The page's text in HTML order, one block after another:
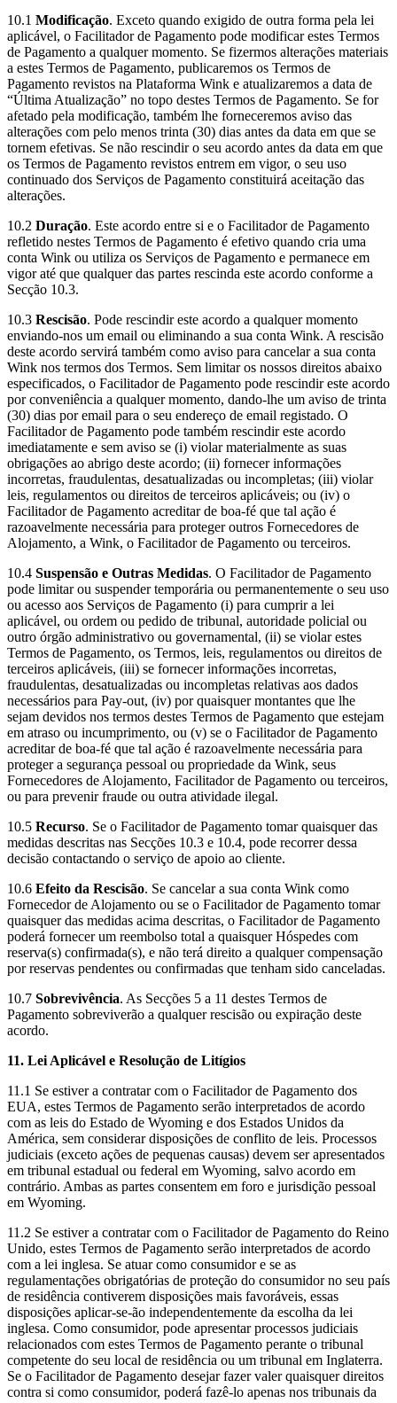
10.1 Modificação. Exceto quando exigido de outra forma pela lei
aplicável, o Facilitador de Pagamento pode modificar estes Termos
de Pagamento a qualquer momento. Se fizermos alterações materiais
a estes Termos de Pagamento, publicaremos os Termos de
Pagamento revistos na Plataforma Wink e atualizaremos a data de
“Última Atualização” no topo destes Termos de Pagamento. Se for
afetado pela modificação, também lhe forneceremos aviso das
alterações com pelo menos trinta (30) dias antes da data em que se
tornem efetivas. Se não rescindir o seu acordo antes da data em que
os Termos de Pagamento revistos entrem em vigor, o seu uso
continuado dos Serviços de Pagamento constituirá aceitação das
alterações.
10.2 Duração. Este acordo entre si e o Facilitador de Pagamento
refletido nestes Termos de Pagamento é efetivo quando cria uma
conta Wink ou utiliza os Serviços de Pagamento e permanece em
vigor até que qualquer das partes rescinda este acordo conforme a
Secção 10.3.
10.3 Rescisão. Pode rescindir este acordo a qualquer momento
enviando-nos um email ou eliminando a sua conta Wink. A rescisão
deste acordo servirá também como aviso para cancelar a sua conta
Wink nos termos dos Termos. Sem limitar os nossos direitos abaixo
especificados, o Facilitador de Pagamento pode rescindir este acordo
por conveniência a qualquer momento, dando-lhe um aviso de trinta
(30) dias por email para o seu endereço de email registado. O
Facilitador de Pagamento pode também rescindir este acordo
imediatamente e sem aviso se (i) violar materialmente as suas
obrigações ao abrigo deste acordo; (ii) fornecer informações
incorretas, fraudulentas, desatualizadas ou incompletas; (iii) violar
leis, regulamentos ou direitos de terceiros aplicáveis; ou (iv) o
Facilitador de Pagamento acreditar de boa-fé que tal ação é
razoavelmente necessária para proteger outros Fornecedores de
Alojamento, a Wink, o Facilitador de Pagamento ou terceiros.
10.4 Suspensão e Outras Medidas. O Facilitador de Pagamento
pode limitar ou suspender temporária ou permanentemente o seu uso
ou acesso aos Serviços de Pagamento (i) para cumprir a lei
aplicável, ou ordem ou pedido de tribunal, autoridade policial ou
outro órgão administrativo ou governamental, (ii) se violar estes
Termos de Pagamento, os Termos, leis, regulamentos ou direitos de
terceiros aplicáveis, (iii) se fornecer informações incorretas,
fraudulentas, desatualizadas ou incompletas relativas aos dados
necessários para Pay-out, (iv) por quaisquer montantes que lhe
sejam devidos nos termos destes Termos de Pagamento que estejam
em atraso ou incumprimento, ou (v) se o Facilitador de Pagamento
acreditar de boa-fé que tal ação é razoavelmente necessária para
proteger a segurança pessoal ou propriedade da Wink, seus
Fornecedores de Alojamento, Facilitador de Pagamento ou terceiros,
ou para prevenir fraude ou outra atividade ilegal.
10.5 Recurso. Se o Facilitador de Pagamento tomar quaisquer das
medidas descritas nas Secções 10.3 e 10.4, pode recorrer dessa
decisão contactando o serviço de apoio ao cliente.
10.6 Efeito da Rescisão. Se cancelar a sua conta Wink como
Fornecedor de Alojamento ou se o Facilitador de Pagamento tomar
quaisquer das medidas acima descritas, o Facilitador de Pagamento
poderá fornecer um reembolso total a quaisquer Hóspedes com
reserva(s) confirmada(s), e não terá direito a qualquer compensação
por reservas pendentes ou confirmadas que tenham sido canceladas.
10.7 Sobrevivência. As Secções 5 a 11 destes Termos de
Pagamento sobreviverão a qualquer rescisão ou expiração deste
acordo.
11. Lei Aplicável e Resolução de Litígios
11.1 Se estiver a contratar com o Facilitador de Pagamento dos
EUA, estes Termos de Pagamento serão interpretados de acordo
com as leis do Estado de Wyoming e dos Estados Unidos da
América, sem considerar disposições de conflito de leis. Processos
judiciais (exceto ações de pequenas causas) devem ser apresentados
em tribunal estadual ou federal em Wyoming, salvo acordo em
contrário. Ambas as partes consentem em foro e jurisdição pessoal
em Wyoming.
11.2 Se estiver a contratar com o Facilitador de Pagamento do Reino
Unido, estes Termos de Pagamento serão interpretados de acordo
com a lei inglesa. Se atuar como consumidor e se as
regulamentações obrigatórias de proteção do consumidor no seu país
de residência contiverem disposições mais favoráveis, essas
disposições aplicar-se-ão independentemente da escolha da lei
inglesa. Como consumidor, pode apresentar processos judiciais
relacionados com estes Termos de Pagamento perante o tribunal
competente do seu local de residência ou um tribunal em Inglaterra.
Se o Facilitador de Pagamento desejar fazer valer quaisquer direitos
contra si como consumidor, poderá fazê-lo apenas nos tribunais da